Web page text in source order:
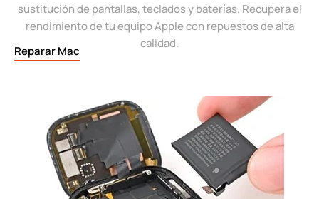
sustitución de pantallas, teclados y baterías. Recupera el
rendimiento de tu equipo Apple con repuestos de alta
calidad.
Reparar Mac